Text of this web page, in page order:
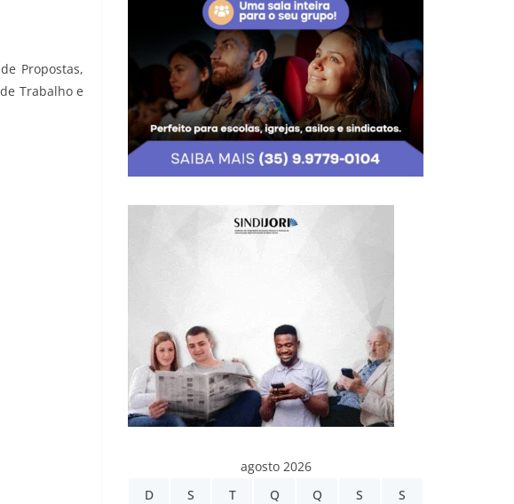
Propostas,
Trabalho e
agosto 2026
D
S T Q Q S S